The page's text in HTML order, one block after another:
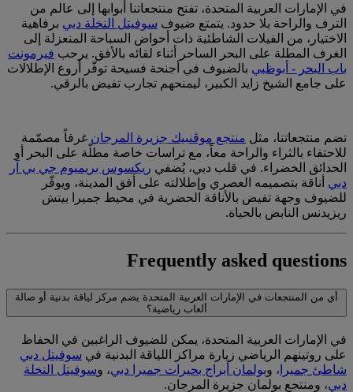
في الإمارات العربية المتحدة، تفتح منتجعاتنا أبوابها إلى عالم من
الترف والراحة بلا حدود. يتمتع ضيوف سوفيتل النخلة دبي برفاهية
الاختيار، من الفيلات الشاطئية ذات أحواض السباحة المنعزلة إلى
الغرف المطلة على البحر الساحر أثناء لقائه بالأفق. يرحب فيرمونت
باب البحر - أبوظبي بالضيوف في أجنحة فسيحة توفّر أروع الإطلالات
على جامع الشيخ زايد الكبير، ليمنحهم تجارب تفيض بالرقي.
تضم منتجعاتنا، مثل منتجع موڤنبيك جزيرة المرجان غرفاً مصمّمة
للاحتفاء بالثراء والراحة معاً، مع تراسات خاصة مطلّة على البحر أو
الحدائق الخضراء. في قلب دبي، يُضفي ريكسوس بريميوم جي بي آر
دبي أناقة بتصميمه العصري وإطلالته على أفق المدينة، ويوفّر
للضيوف وجهة تفيض بالأناقة الحضرية في محيط جميرا بيتش
ريزيدنس النابض بالحياة.
Frequently asked questions
أي من المنتجعات في الإمارات العربية المتحدة يضم مركز لياقة بدنية أو صالة
ألعاب رياضية؟
في الإمارات العربية المتحدة، يمكن للضيوف الراغبين في الحفاظ
على روتينهم الرياضي زيارة مراكز اللياقة البدنية في سوفيتل دبي
شاطئ جميرا ، وبولمان أبراج بحيرات جميرا دبي، وسوفيتل النخلة
دبي، ومنتجع بولمان جزيرة المرجان.